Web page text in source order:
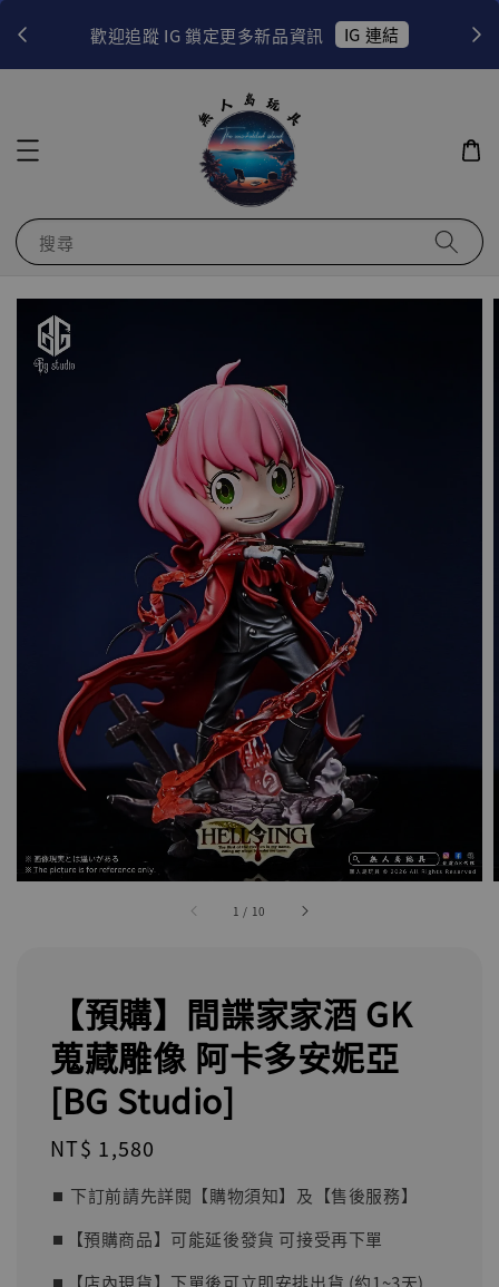
歡迎追蹤 IG 鎖定更多新品資訊 IG 連結
搜尋
1 / 10
【預購】間諜家家酒 GK
蒐藏雕像 阿卡多安妮亞
[BG Studio]
Regular
NT$ 1,580
⏹︎ 下訂前請先詳閱【購物須知】及【售後服務】
⏹︎【預購商品】可能延後發貨 可接受再下單
⏹︎【店內現貨】下單後可立即安排出貨 (約1~3天)